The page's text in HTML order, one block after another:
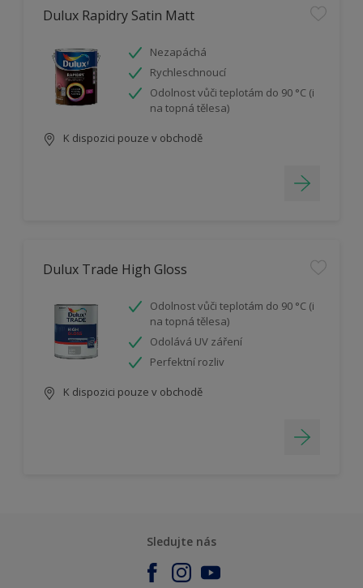
Dulux Rapidry Satin Matt
Nezapáchá
Rychleschnoucí
Odolnost vůči teplotám do 90 °C (i
na topná tělesa)
K dispozici pouze v obchodě
Dulux Trade High Gloss
Odolnost vůči teplotám do 90 °C (i
na topná tělesa)
Odolává UV záření
Perfektní rozliv
K dispozici pouze v obchodě
Sledujte nás